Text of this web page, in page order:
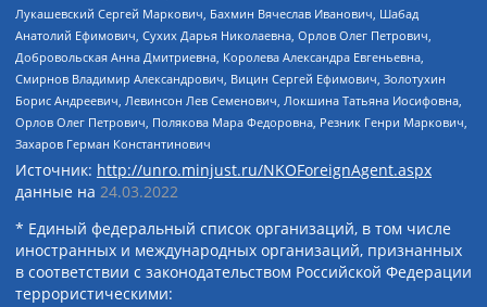
Лукашевский Сергей Маркович, Бахмин Вячеслав Иванович, Шабад
Анатолий Ефимович, Сухих Дарья Николаевна, Орлов Олег Петрович,
Добровольская Анна Дмитриевна, Королева Александра Евгеньевна,
Смирнов Владимир Александрович, Вицин Сергей Ефимович, Золотухин
Борис Андреевич, Левинсон Лев Семенович, Локшина Татьяна Иосифовна,
Орлов Олег Петрович, Полякова Мара Федоровна, Резник Генри Маркович,
Захаров Герман Константинович
Источник: http://unro.minjust.ru/NKOForeignAgent.aspx
данные на 24.03.2022
* Единый федеральный список организаций, в том числе
иностранных и международных организаций, признанных
в соответствии с законодательством Российской Федерации
террористическими: